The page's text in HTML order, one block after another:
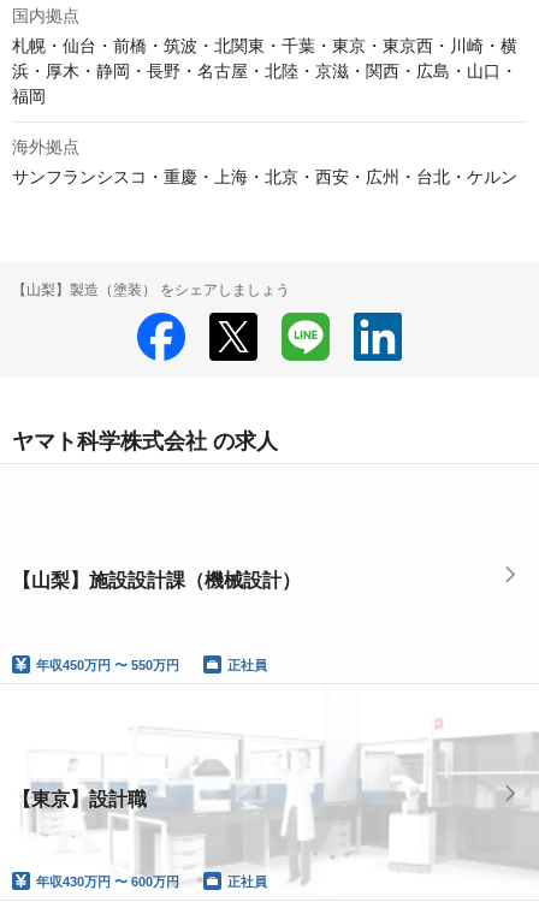
国内拠点
札幌・仙台・前橋・筑波・北関東・千葉・東京・東京西・川崎・横
浜・厚木・静岡・長野・名古屋・北陸・京滋・関西・広島・山口・
福岡
海外拠点
サンフランシスコ・重慶・上海・北京・西安・広州・台北・ケルン
【山梨】製造（塗装） をシェアしましょう
ヤマト科学株式会社 の求人
【山梨】施設設計課（機械設計）
年収450万円 〜 550万円 正社員
【東京】設計職
年収430万円 〜 600万円 正社員